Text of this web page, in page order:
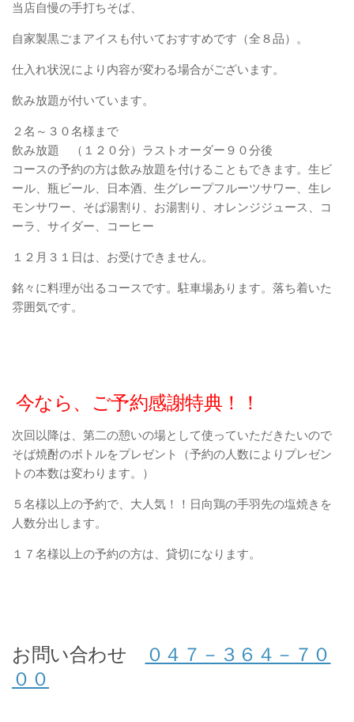
当店自慢の手打ちそば、
自家製黒ごまアイスも付いておすすめです（全８品）。
仕入れ状況により内容が変わる場合がございます。
飲み放題が付いています。
２名～３０名様まで
飲み放題 （１２０分）ラストオーダー９０分後
コースの予約の方は飲み放題を付けることもできます。生ビ
ール、瓶ビール、日本酒、生グレープフルーツサワー、生レ
モンサワー、そば湯割り、お湯割り、オレンジジュース、コ
ーラ、サイダー、コーヒー
１２月３１日は、お受けできません。
銘々に料理が出るコースです。駐車場あります。落ち着いた
雰囲気です。
今なら、ご予約感謝特典！！
次回以降は、第二の憩いの場として使っていただきたいので
そば焼酎のボトルをプレゼント（予約の人数によりプレゼン
トの本数は変わります。）
５名様以上の予約で、大人気！！日向鶏の手羽先の塩焼きを
人数分出します。
１７名様以上の予約の方は、貸切になります。
お問い合わせ
０４７－３６４－７０
００